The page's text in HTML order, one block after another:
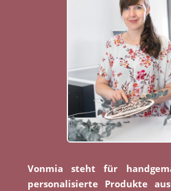
Vonmia steht für
personalisierte Produkte